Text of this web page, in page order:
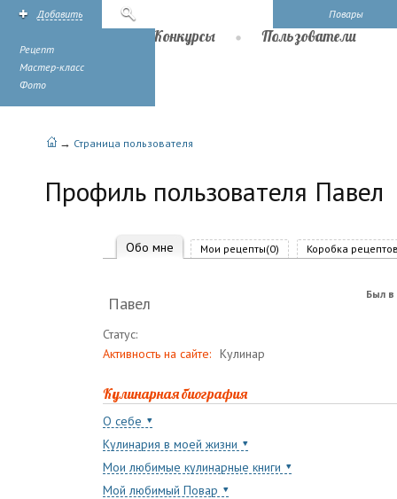
Повары
Добавить
Рецепт
Мастер-класс
Фото
Конкурсы Пользователи
→ Страница пользователя
Профиль пользователя Павел
Обо мне Мои рецепты(0) Коробка
Павел Был в
Статус:
Активность на сайте: Кулинар
Кулинарная биография
О себе
Кулинария в моей жизни
Мои любимые кулинарные книги
Мой любимый Повар